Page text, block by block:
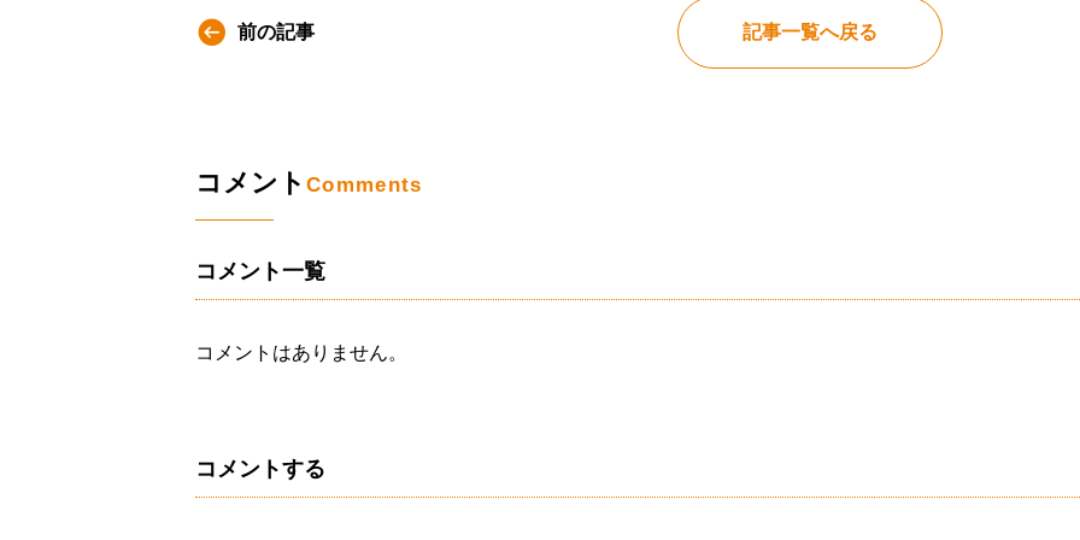
前の記事 記事一覧へ戻る
コメント Comments
コメント一覧
コメントはありません。
コメントする